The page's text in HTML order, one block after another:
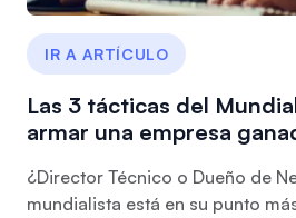
IR A ARTÍCULO
Las 3 tácticas del
armar una empresa
¿Director Técnico o Dueño de
mundialista está en su punto